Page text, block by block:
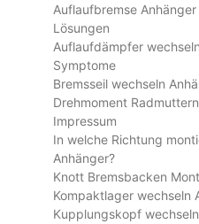
Auflaufbremse
Lösungen
Auflaufdämpfer
Symptome
Bremsseil wechseln
Drehmoment
Impressum
In welche Richtung
Anhänger?
Knott Bremsbacken
Kompaktlager wechseln
Kupplungskopf